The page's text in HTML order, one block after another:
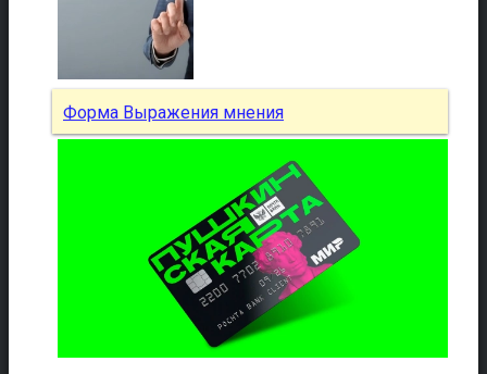
Форма Выражения мнения